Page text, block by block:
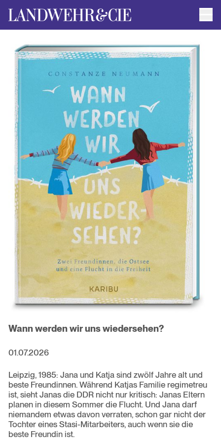
AKTUELLE TITEL
FILMRECHTE
ANFRAGEN / IMPRESSUM
Wann werden wir uns wiedersehen?
01.07.2026
Leipzig, 1985: Jana und Katja sind zwölf Jahre alt und
beste Freundinnen. Während Katjas Familie regimetreu
ist, sieht Janas die DDR nicht nur kritisch: Janas Eltern
planen in diesem Sommer die Flucht. Und Jana darf
niemandem etwas davon verraten, schon gar nicht der
Tochter eines Stasi-Mitarbeiters, auch wenn sie die
beste Freundin ist.